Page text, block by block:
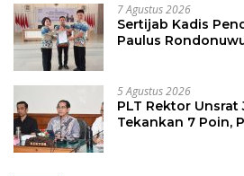
7 Agustus 2026
Sertijab Kadis
Paulus
5 Agustus 2026
PLT Rektor
Tekankan 7 Poin,